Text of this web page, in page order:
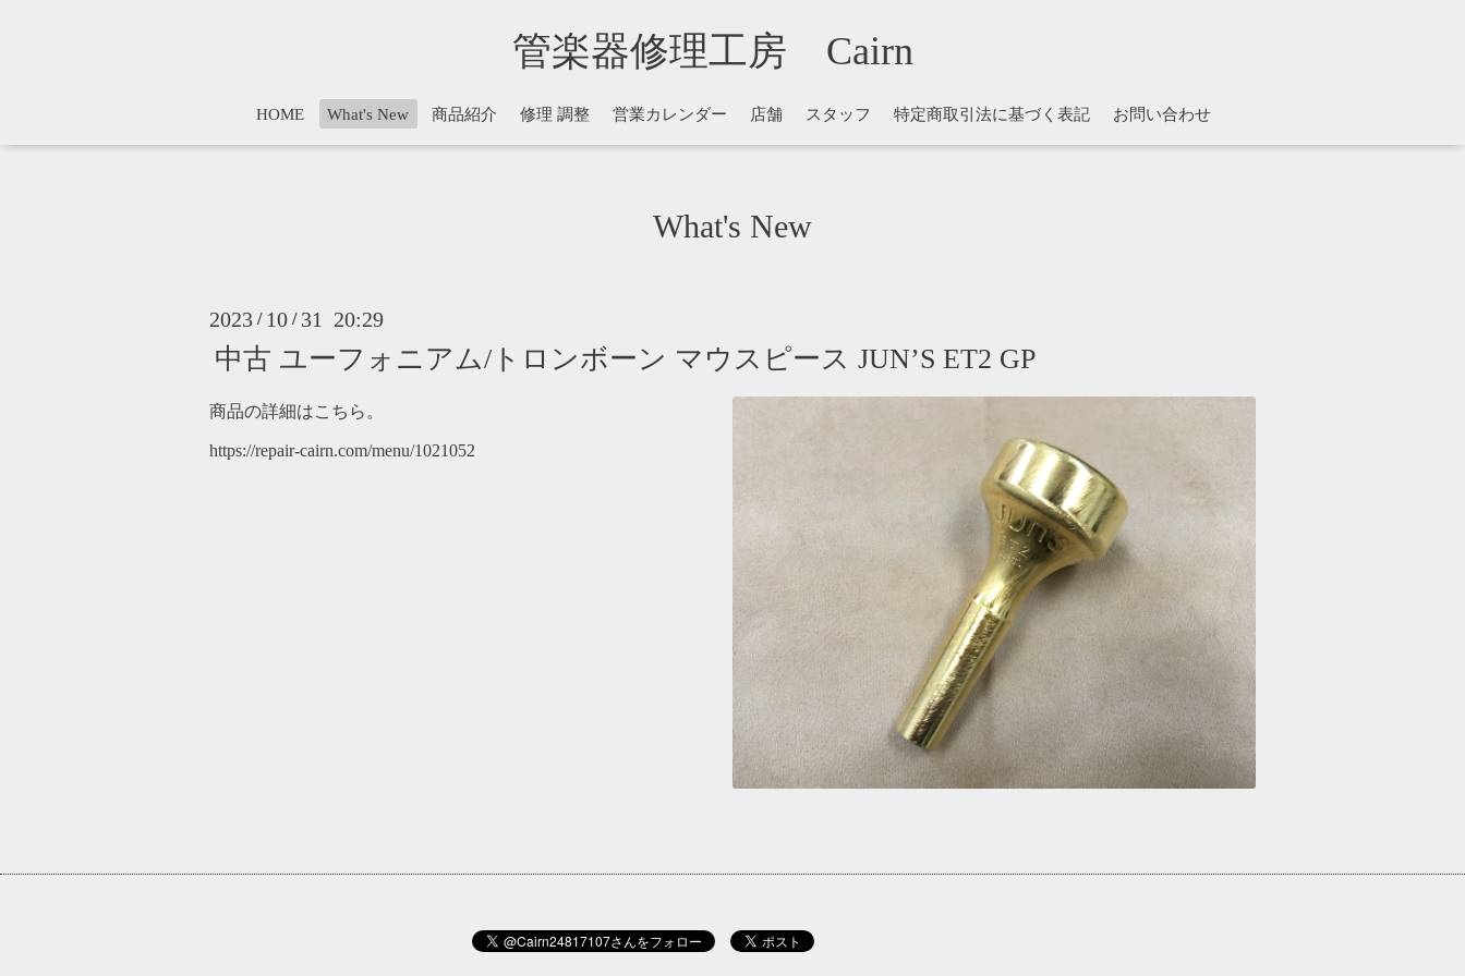
管楽器修理工房 Cairn
HOME What's New 商品紹介 修理 調整 営業カレンダー 店舗 スタッフ 特定商取引法に基づく表記 お問い合わせ
What's New
2023 / 10 / 31 20:29
中古 ユーフォニアム/トロンボーン マウスピース JUN’S ET2 GP
商品の詳細はこちら。
https://repair-cairn.com/menu/1021052